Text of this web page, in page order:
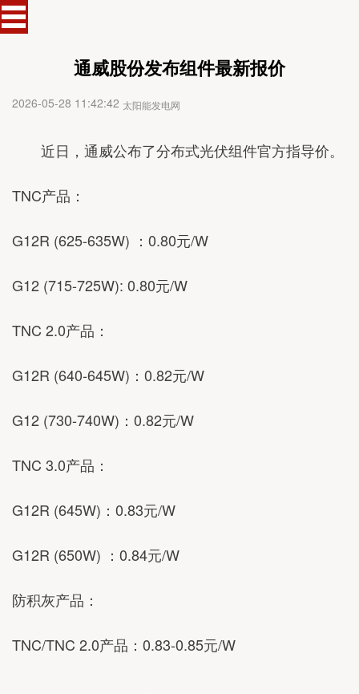
通威股份发布组件最新报价
2026-05-28 11:42:42 太阳能发电网
近日，通威公布了分布式光伏组件官方指导价。
TNC产品：
G12R (625-635W) ：0.80元/W
G12 (715-725W): 0.80元/W
TNC 2.0产品：
G12R (640-645W)：0.82元/W
G12 (730-740W)：0.82元/W
TNC 3.0产品：
G12R (645W)：0.83元/W
G12R (650W) ：0.84元/W
防积灰产品：
TNC/TNC 2.0产品：0.83-0.85元/W